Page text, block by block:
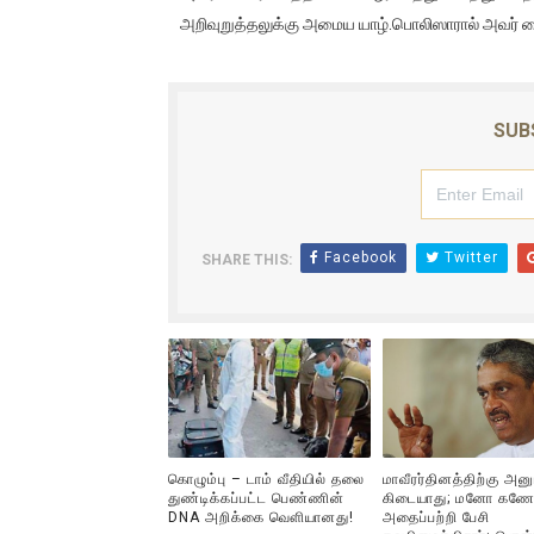
ஐ.நா முன்றலில் சீரற்ற
ஜனாதிபதி ஐக்கிய
32 CM விநோத கன்றுக்குட்டி!
வலிமை தான் அஜித்
அறிவுறுத்தலுக்கு அமைய யாழ்.பொலிஸாரால் அவர்
SHARE THIS: Facebook Twitter
கொழும்பு – டாம் வீதியில் தலை
துண்டிக்கப்பட்ட பெண்ணின்
DNA அறிக்கை வௌியானது!
மாவீரர்தினத்திற்கு
கிடையாது; மனோ
அதைப்பற்றி பேசி